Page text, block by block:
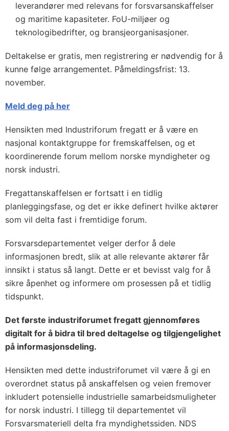
leverandører med relevans for forsvarsanskaffelser
og maritime kapasiteter. FoU-miljøer og
teknologibedrifter, og bransjeorganisasjoner.
Deltakelse er gratis, men registrering er nødvendig for å
kunne følge arrangementet. Påmeldingsfrist: 13.
november.
Meld deg på her
Hensikten med Industriforum fregatt er å være en
nasjonal kontaktgruppe for fremskaffelsen, og et
koordinerende forum mellom norske myndigheter og
norsk industri.
Fregattanskaffelsen er fortsatt i en tidlig
planleggingsfase, og det er ikke definert hvilke aktører
som vil delta fast i fremtidige forum.
Forsvarsdepartementet velger derfor å dele
informasjonen bredt, slik at alle relevante aktører får
innsikt i status så langt. Dette er et bevisst valg for å
sikre åpenhet og informere om prosessen på et tidlig
tidspunkt.
Det første industriforumet fregatt gjennomføres
digitalt for å bidra til bred deltagelse og tilgjengelighet
på informasjonsdeling.
Hensikten med dette industriforumet vil være å gi en
overordnet status på anskaffelsen og veien fremover
inkludert potensielle industrielle samarbeidsmuligheter
for norsk industri. I tillegg til departementet vil
Forsvarsmateriell delta fra myndighetssiden. NDS